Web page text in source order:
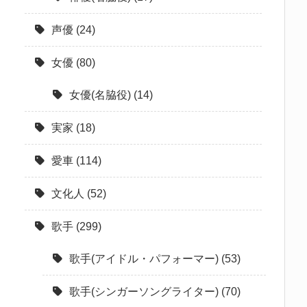
声優 (24)
女優 (80)
女優(名脇役) (14)
実家 (18)
愛車 (114)
文化人 (52)
歌手 (299)
歌手(アイドル・パフォーマー) (53)
歌手(シンガーソングライター) (70)